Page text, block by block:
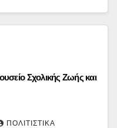
Σχολικής Ζωής και
ΠΟΛΙΤΙΣΤΙΚΆ